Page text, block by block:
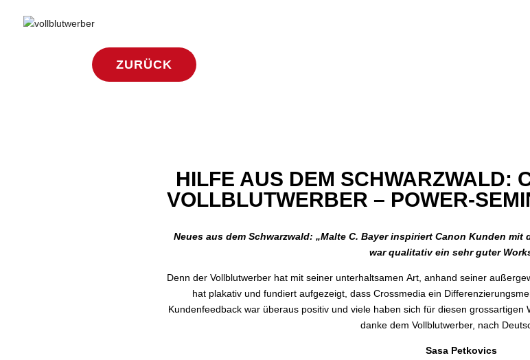
ZURÜCK
HILFE AUS DEM SCHWARZWALD:
VOLLBLUTWERBER – POWER-
Neues aus dem Schwarzwald: „Malte C. Bayer inspiriert Canon Kunden mit
war qualitativ ein sehr guter
Denn der Vollblutwerber hat mit seiner unterhaltsamen Art, anhand seiner
hat plakativ und fundiert aufgezeigt, dass Crossmedia ein
Kundenfeedback war überaus positiv und viele haben sich für diesen grossartigen
danke dem Vollblutwerber, nach
Sasa Petkovics